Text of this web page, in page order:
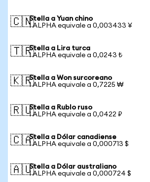
🇨🇳Stella a Yuan chino
1 ALPHA equivale a 0,003433 ¥
🇹🇷Stella a Lira turca
1 ALPHA equivale a 0,0243 ₺
🇰🇷Stella a Won surcoreano
1 ALPHA equivale a 0,7225 ₩
🇷🇺Stella a Rublo ruso
1 ALPHA equivale a 0,0422 ₽
🇨🇦Stella a Dólar canadiense
1 ALPHA equivale a 0,000713 $
🇦🇺Stella a Dólar australiano
1 ALPHA equivale a 0,000724 $